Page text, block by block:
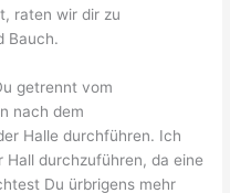
raten wir dir zu
Bauch.
getrennt vom
nach dem
Halle durchführen. Ich
Hall durchzuführen, da eine
Du ürbrigens mehr